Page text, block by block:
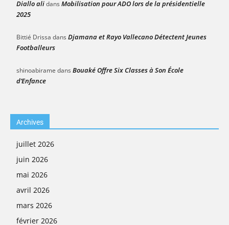
Diallo alidans Mobilisation pour ADO lors de la présidentielle
2025
Bittié Drissa dans Djamana et Rayo Vallecano Détectent Jeunes
Footballeurs
shinoabirame dans Bouaké Offre Six Classes à Son École
d’Enfance
Archives
juillet 2026
juin 2026
mai 2026
avril 2026
mars 2026
février 2026